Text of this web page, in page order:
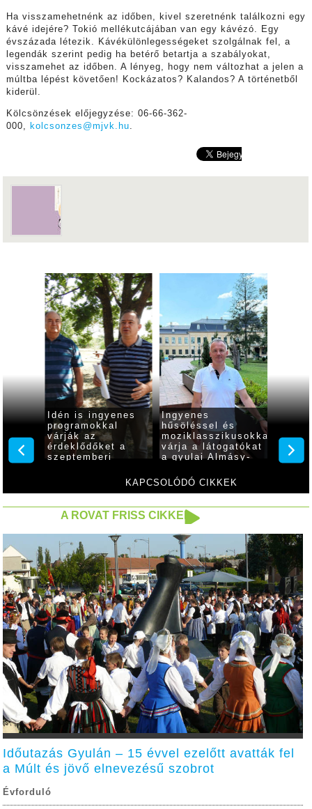
Ha visszamehetnénk az időben, kivel szeretnénk találkozni egy
kávé idejére? Tokió mellékutcájában van egy kávézó. Egy
évszázada létezik. Kávékülönlegességeket szolgálnak fel, a
legendák szerint pedig ha betérő betartja a szabályokat,
visszamehet az időben. A lényeg, hogy nem változhat a jelen a
múltba lépést követően! Kockázatos? Kalandos? A történetből
kiderül.
Kölcsönzések előjegyzése: 06-66-362-
000,
kolcsonzes@mjvk.hu.
KAPCSOLÓDÓ CIKKEK
a
Idén is ingyenes
programokkal
várják az
érdeklődőket a
szeptemberi
Ingyenes
hűsöléssel és
moziklasszikusokkal
várja a látogatókat
a gyulai Almásy-
A
A ROVAT FRISS CIKKEI
Időutazás Gyulán – 15 évvel ezelőtt avatták fel
a Múlt és jövő elnevezésű szobrot
Évforduló